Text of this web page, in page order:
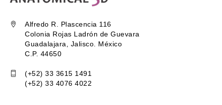
Alfredo R. Plascencia 116
Colonia Rojas Ladrón de Guevara
Guadalajara, Jalisco. México
C.P. 44650
(+52) 33 3615 1491
(+52) 33 4076 4022